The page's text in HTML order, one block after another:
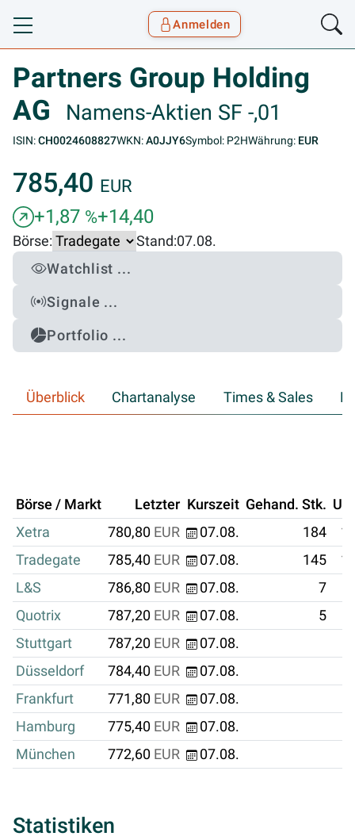
Toggle navigation
Anmelden
Partners Group Holding
AG
Namens-Aktien SF -,01
ISIN:CH0024608827WKN:A0JJY6Symbol: P2HWährung: EUR
785,40 EUR
+1,87 %+14,40
Börse: Stand:07.08.
Watchlist ...
Signale ...
Portfolio ...
Überblick Chartanalyse Times & Sales
Börse / Markt Letzter Kurszeit Gehand. Stk.
Xetra
780,80 EUR 07.08. 184
Tradegate
785,40 EUR 07.08. 145
L&S
786,80 EUR 07.08.
7
Quotrix
787,20 EUR 07.08.
5
Stuttgart
787,20 EUR
07.08.
Düsseldorf
784,40 EUR
07.08.
Frankfurt
771,80 EUR
07.08.
Hamburg
775,40 EUR
07.08.
München
772,60 EUR 07.08.
Statistiken